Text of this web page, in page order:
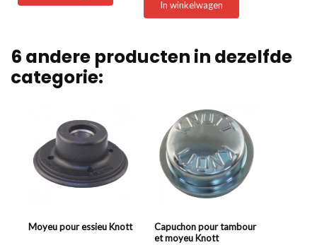
In winkelwagen
6 andere producten in dezelfde
categorie:
Moyeu pour essieu Knott
Capuchon pour tambour
et moyeu Knott